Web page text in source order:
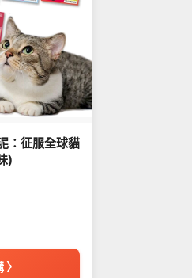
：征服全球貓
)